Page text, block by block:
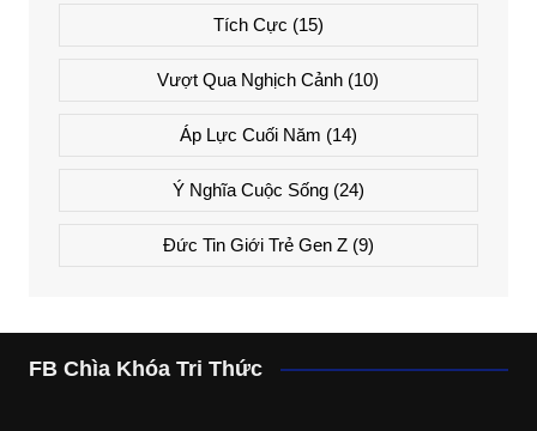
Tích Cực (15)
Vượt Qua Nghịch Cảnh (10)
Áp Lực Cuối Năm (14)
Ý Nghĩa Cuộc Sống(24)
Đức Tin Giới Trẻ Gen Z(9)
FB Chìa Khóa Tri Thức